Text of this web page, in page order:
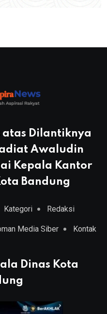
atas Dilantiknya
Awaludin
Kepala Kantor
Bandung
Kategori Redaksi
Media Siber Kontak
Dinas Kota